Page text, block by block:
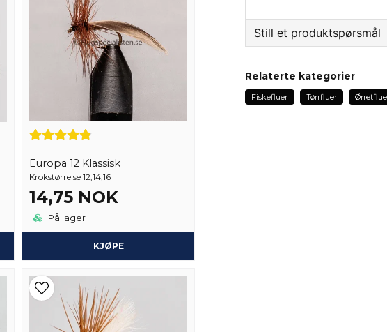
Europa 12 Klassisk
Krokstørrelse 12,14,16
14,75 NOK
På lager
KJØPE
Still et produktspørsmål
Spør oss om noe om
Relaterte kategorier
Fiskefluer Tørrfluer